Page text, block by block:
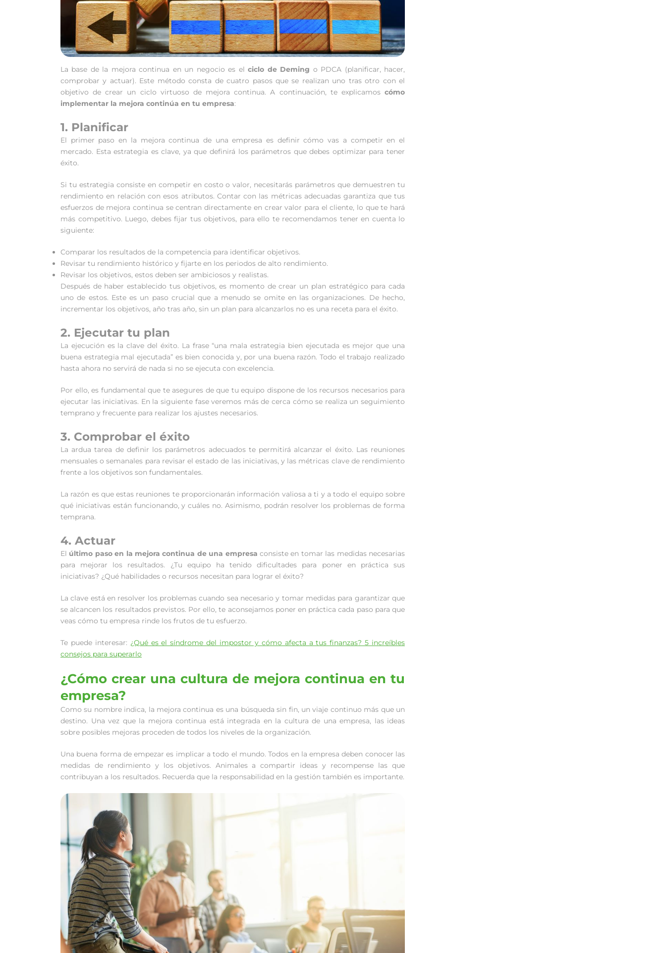
La base de la mejora continua en un negocio es elciclo de Deming o PDCA (planificar, hacer,
comprobar y actuar). Este método consta de cuatro pasos que se realizan uno tras otro con el
objetivo de crear un ciclo virtuoso de mejora continua. A continuación, te explicamos cómo
implementar la mejora continúa en tu empresa:
1. Planificar
El primer paso en la mejora continua de una empresa es definir cómo vas a competir en el
mercado. Esta estrategia es clave, ya que definirá los parámetros que debes optimizar para tener
éxito.
Si tu estrategia consiste en competir en costo o valor, necesitarás parámetros que demuestren tu
rendimiento en relación con esos atributos. Contar con las métricas adecuadas garantiza que tus
esfuerzos de mejora continua se centran directamente en crear valor para el cliente, lo que te hará
más competitivo. Luego, debes fijar tus objetivos, para ello te recomendamos tener en cuenta lo
siguiente:
Comparar los resultados de la competencia para identificar objetivos.
Revisar tu rendimiento histórico y fijarte en los periodos de alto rendimiento.
Revisar los objetivos, estos deben ser ambiciosos y realistas.
Después de haber establecido tus objetivos, es momento de crear un plan estratégico para cada
uno de estos. Este es un paso crucial que a menudo se omite en las organizaciones. De hecho,
incrementar los objetivos, año tras año, sin un plan para alcanzarlos no es una receta para el éxito.
2. Ejecutar tu plan
La ejecución es la clave del éxito. La frase “una mala estrategia bien ejecutada es mejor que una
buena estrategia mal ejecutada” es bien conocida y, por una buena razón. Todo el trabajo realizado
hasta ahora no servirá de nada si no se ejecuta con excelencia.
Por ello, es fundamental que te asegures de que tu equipo dispone de los recursos necesarios para
ejecutar las iniciativas. En la siguiente fase veremos más de cerca cómo se realiza un seguimiento
temprano y frecuente para realizar los ajustes necesarios.
3. Comprobar el éxito
La ardua tarea de definir los parámetros adecuados te permitirá alcanzar el éxito. Las reuniones
mensuales o semanales para revisar el estado de las iniciativas, y las métricas clave de rendimiento
frente a los objetivos son fundamentales.
La razón es que estas reuniones te proporcionarán información valiosa a ti y a todo el equipo sobre
qué iniciativas están funcionando, y cuáles no. Asimismo, podrán resolver los problemas de forma
temprana.
4. Actuar
El último paso en la mejora continua de una empresa consiste en tomar las medidas necesarias
para mejorar los resultados. ¿Tu equipo ha tenido dificultades para poner en práctica sus
iniciativas? ¿Qué habilidades o recursos necesitan para lograr el éxito?
La clave está en resolver los problemas cuando sea necesario y tomar medidas para garantizar que
se alcancen los resultados previstos. Por ello, te aconsejamos poner en práctica cada paso para que
veas cómo tu empresa rinde los frutos de tu esfuerzo.
Te puede interesar: ¿Qué es el síndrome del impostor y cómo afecta a tus finanzas? 5 increíbles
consejos para superarlo
¿Cómo crear una cultura de mejora continua en tu
empresa?
Como su nombre indica, la mejora continua es una búsqueda sin fin, un viaje continuo más que un
destino. Una vez que la mejora continua está integrada en la cultura de una empresa, las ideas
sobre posibles mejoras proceden de todos los niveles de la organización.
Una buena forma de empezar es implicar a todo el mundo. Todos en la empresa deben conocer las
medidas de rendimiento y los objetivos. Animales a compartir ideas y recompense las que
contribuyan a los resultados. Recuerda que la responsabilidad en la gestión también es importante.